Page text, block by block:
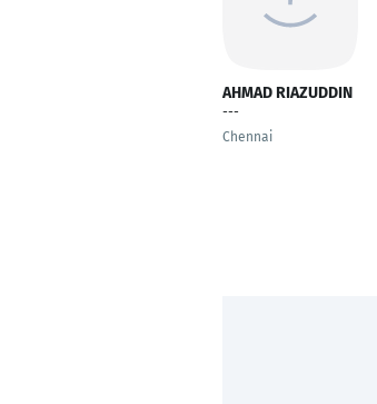
AHMAD RIAZUDDIN
---
Chennai